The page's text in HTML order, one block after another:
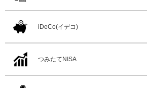
iDeCo(イデコ)
つみたてNISA